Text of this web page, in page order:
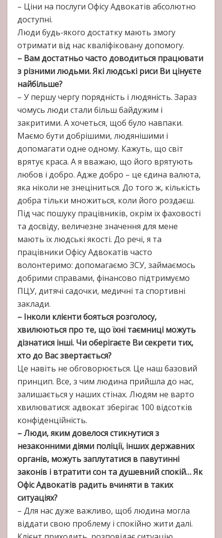
– Ціни на послуги Офісу Адвокатів абсолютно
доступні.
Люди будь-якого достатку мають змогу
отримати від нас кваліфіковану допомогу.
– Вам достатньо часто доводиться працювати
з різними людьми. Які людські риси Ви цінуєте
найбільше?
– У першу чергу порядність і людяність. Зараз
чомусь люди стали більш байдужим і
закритими. А хочеться, щоб було навпаки.
Маємо бути добрішими, людянішими і
допомагати одне одному. Кажуть, що світ
врятує краса. А я вважаю, що його врятують
любов і добро. Адже добро – це єдина валюта,
яка ніколи не знеціниться. До того ж, кількість
добра тільки множиться, коли його роздаєш.
Під час пошуку працівників, окрім їх фаховості
та досвіду, величезне значення для мене
мають їх людські якості. До речі, я та
працівники Офісу Адвокатів часто
волонтеримо: допомагаємо ЗСУ, займаємось
добрими справами, фінансово підтримуємо
ПЦУ, дитячі садочки, медичні та спортивні
заклади.
– Інколи клієнти бояться розголосу,
хвилюються про те, що їхні таємниці можуть
дізнатися інші. Чи оберігаєте Ви секрети тих,
хто до Вас звертається?
Це навіть не обговорюється. Це наш базовий
принцип. Все, з чим людина прийшла до нас,
залишається у наших стінах. Людям не варто
хвилюватися: адвокат зберігає 100 відсотків
конфіденційність.
– Люди, яким довелося стикнутися з
незаконними діями поліції, інших державних
органів, можуть заплутатися в павутинні
законів і втратити сон та душевний спокій… Як
Офіс Адвокатів радить вчиняти в таких
ситуаціях?
– Для нас дуже важливо, щоб людина могла
віддати свою проблему і спокійно жити далі.